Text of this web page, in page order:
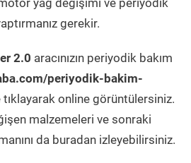
motor yağ değişimi ve periyodik
gerekir.
2.0 aracınızın periyodik bakım
periyodik-bakim-
tıklayarak online görüntülersiniz.
malzemeleri ve sonraki
da buradan izleyebilirsiniz.